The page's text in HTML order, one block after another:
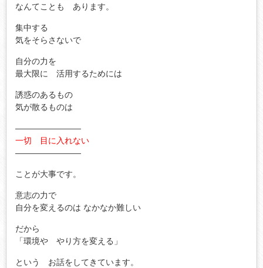
なんてことも あります。
集中する
気をそらさないで
自分の力を
最大限に 活用するためには
誘惑のあるもの
気が散るものは
————————
一切 目に入れない
————————
ことが大事です。
意志の力で
自分を変えるのは なかなか難しい
だから
「環境や やり方を変える」
という お話をしてきています。